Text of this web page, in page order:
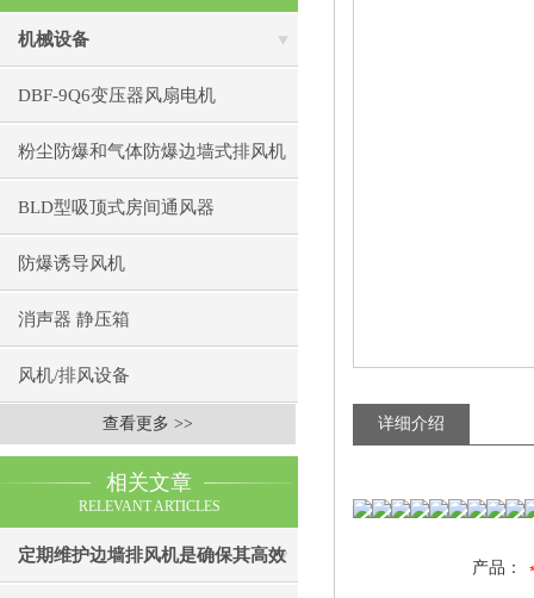
机械设备
DBF-9Q6变压器风扇电机
粉尘防爆和气体防爆边墙式排风机
BLD型吸顶式房间通风器
防爆诱导风机
消声器 静压箱
风机/排风设备
查看更多 >>
相关文章
RELEVANT ARTICLES
定期维护边墙排风机是确保其高效
详细介绍
产品：